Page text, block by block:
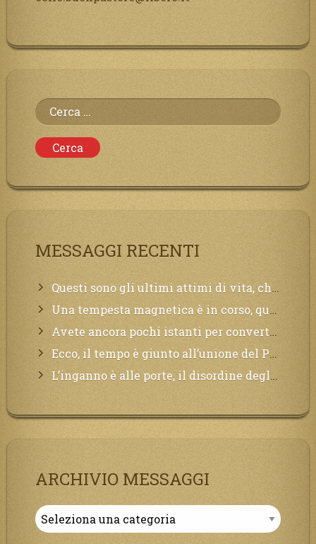
Ricerca
per:
MESSAGGI RECENTI
Questi sono gli ultimi attimi di vita, chi si vuole salvare Mi chiami in suo aiuto.
Una tempesta magnetica è in corso, questa generazione patirà. Il black out non tarderà ad arrivare e tutta la Terra sarà oscurata.
Avete ancora pochi istanti per convertirvi, non perdete tempo, la sciagura arriverà all’improvviso e per chi non si sarà preparato saranno dolori.
Ecco, il tempo è giunto all’unione del Padre con il figlio, non avete che da attendere pochissimo.
L’inganno è alle porte, il disordine degli ordinati urlerà perdono, ma sarà troppo tardi, il tradimento è stato grande!
ARCHIVIO MESSAGGI
Archivio
Messaggi